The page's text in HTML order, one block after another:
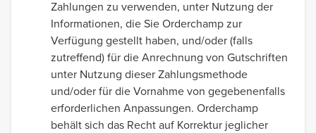
Zahlungen zu verwenden, unter Nutzung der
Informationen, die Sie Orderchamp zur
Verfügung gestellt haben, und/oder (falls
zutreffend) für die Anrechnung von Gutschriften
unter Nutzung dieser Zahlungsmethode
und/oder für die Vornahme von gegebenenfalls
erforderlichen Anpassungen. Orderchamp
behält sich das Recht auf Korrektur jeglicher